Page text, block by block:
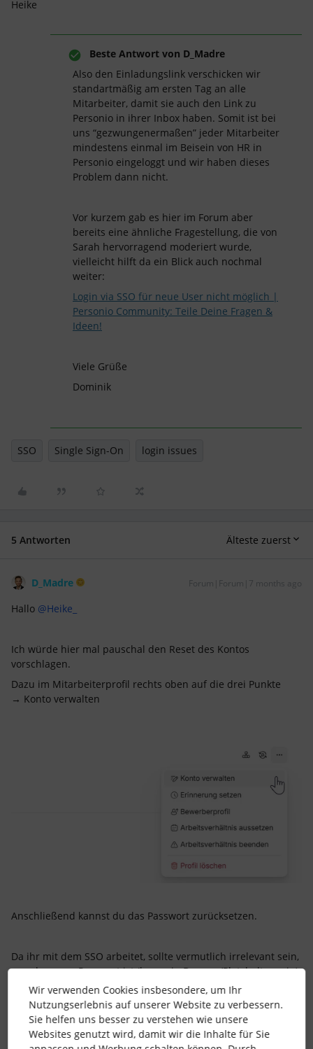
Heike
Beste Antwort von D_Madre
Also den Einladungslink verschicken wir
standartmäßig am ersten Tag an alle
Mitarbeiter, damit sie auch den Link zu
Personio in ihrer Inbox haben. Somit ist bei
uns “gezwungenermaßen” jeder Mitarbeiter
mindestens einmal im Beisein von HR in
Personio eingeloggt und wir haben dieses
Problem dann nicht.
Vor kurzem gab es hier im Forum aber
bereits eine ähnliche Fragestellung, die von
Sarah hervorragend moderiert wurde,
vielleicht hilft da ein Blick auch nochmal
weiter:
Login via SSO für neue User nicht möglich |
Personio Community: Teile Deine Fragen &
Ideen!
Viele Grüße
Dominik
SSO Single Sign-On login issues
5 Antworten Älteste zuerst
D_Madre Forum|Forum|7 months ago
Hallo ​ @Heike_
Ich würde hier mal pauschal den Reset des Kontos
vorschlagen.
Dazu im Mitarbeiterprofil rechts oben auf die drei Punkte
→ Konto verwalten
Anschließend kannst du das Passwort zurücksetzen.
Da ihr mit dem SSO arbeitet, sollte vermutlich irrelevant sein,
was das neue Passwort ist (kann ein Dummy/Platzhalter sein),
da mit dem nächsten Login der SSO - hoffentlich - wieder
greift.
Ansonsten dürfte das ein Thema für den Support sein.
Wir verwenden Cookies insbesondere, um Ihr
Nutzungserlebnis auf unserer Website zu verbessern.
Sie helfen uns besser zu verstehen wie unsere
Websites genutzt wird, damit wir die Inhalte für Sie